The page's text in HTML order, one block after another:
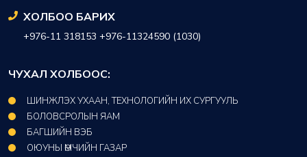
ХОЛБОО БАРИХ
+976-11 318153 +976-11324590 (1030)
ЧУХАЛ ХОЛБООС:
ШИНЖЛЭХ УХААН, ТЕХНОЛОГИЙН ИХ СУРГУУЛЬ
БОЛОВСРОЛЫН ЯАМ
БАГШИЙН ВЭБ
ОЮУНЫ ӨМЧИЙН ГАЗАР​